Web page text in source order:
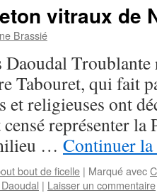
vitraux de
Brassié
Troublante
Tabouret, qui fait
et religieuses ont
représenter la
… Continuer
bout de ficelle | Marqué avec
| Laisser un commentaire